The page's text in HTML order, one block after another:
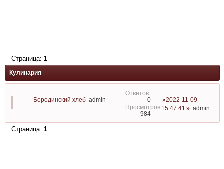
Кулинария
Страница: 1
Бородинский хлеб admin 0
984
2022-11-09
15:47:41
admin
Страница: 1